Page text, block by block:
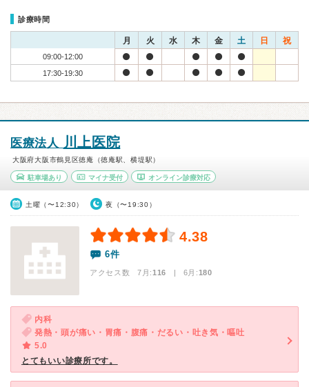
診療時間
月 火 水 木 金 土 日 祝
09:00-12:00
17:30-19:30
医療法人 川上医院
大阪府大阪市鶴見区徳庵（徳庵駅、横堤駅）
駐車場あり マイナ受付 オンライン診療対応
土曜（〜12:30） 夜（〜19:30）
4.38
6件
アクセス数 7月:116 | 6月:180
内科
発熱・頭が痛い・胃痛・腹痛・だるい・吐き気・嘔吐
5.0
とてもいい診療所です。